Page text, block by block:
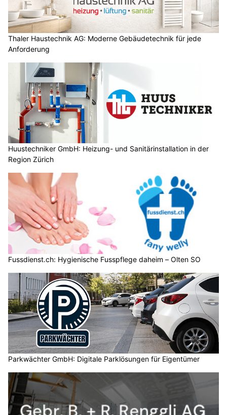
Thaler Haustechnik AG: Moderne Gebäudetechnik für jede
Anforderung
Huustechniker GmbH: Heizung- und Sanitärinstallation in der
Region Zürich
Fussdienst.ch: Hygienische Fusspflege daheim – Olten SO
Parkwächter GmbH: Digitale Parklösungen für Eigentümer